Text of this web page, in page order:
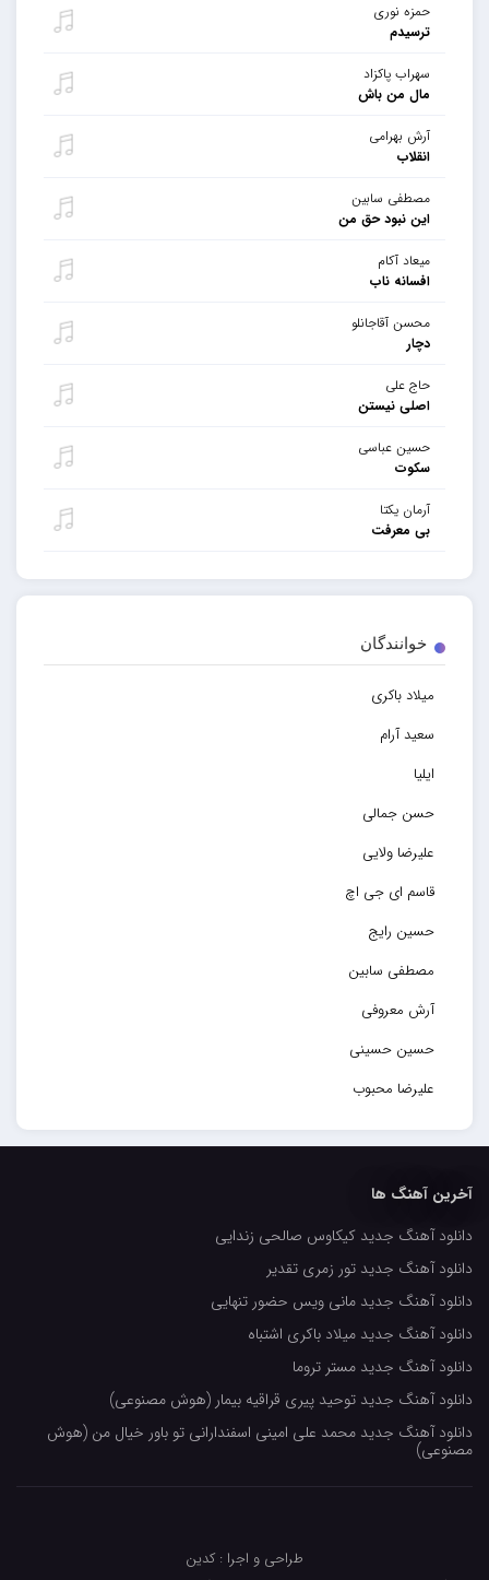
حمزه نوری
ترسیدم
سهراب پاکزاد
مال من باش
آرش بهرامی
انقلاب
مصطفی سابین
این نبود حق من
میعاد آکام
افسانه ناب
محسن آقاجانلو
دچار
حاج علی
اصلی نیستن
حسین عباسی
سکوت
آرمان یکتا
بی معرفت
خوانندگان
میلاد باکری
سعید آرام
ایلیا
حسن جمالی
علیرضا ولایی
قاسم ای جی اچ
حسین رایج
مصطفی سابین
آرش معروفی
حسین حسینی
علیرضا محبوب
حسین حصارکی
کاپیتان
مجید رضوی
رضا مرانلو
امیر عرفانی
رضا صادقی
سعید شمس
آخرین آهنگ ها
دانلود آهنگ جدید کیکاوس صالحی زندایی
دانلود آهنگ جدید تور زمری تقدیر
دانلود آهنگ جدید مانی ویس حضور تنهایی
دانلود آهنگ جدید میلاد باکری اشتباه
دانلود آهنگ جدید مستر تروما
دانلود آهنگ جدید توحید پیری قراقیه بیمار (هوش مصنوعی)
دانلود آهنگ جدید محمد علی امینی اسفندارانی تو باور خیال من (هوش
مصنوعی)
طراحی و اجرا : کدین